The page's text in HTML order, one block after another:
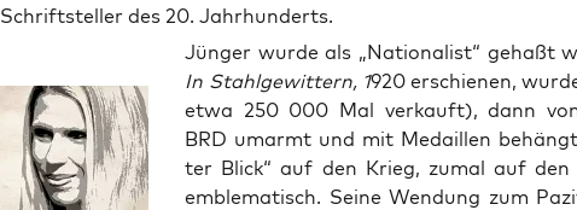
Schriftsteller des 20. Jahrhunderts.
Jün­ger wur­de als „Natio­na­list“ geh­aßt
In Stahl­ge­wit­tern, 1920 erschie­nen,
etwa 250 000 Mal ver­kauft), dann
BRD umarmt und mit Medail­len
ter Blick“ auf den Krieg, zumal auf
emble­ma­tisch. Sei­ne Wen­dung zum